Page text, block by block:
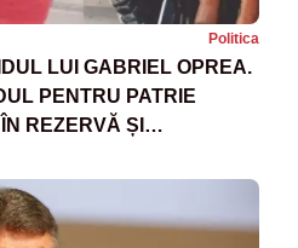
Politica
LUI GABRIEL OPREA.
PENTRU PATRIE
REZERVĂ ȘI